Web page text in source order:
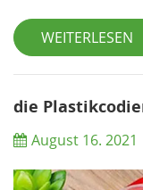
Die Rohstoffe der
die
Lebensmittelblase
verpackte
schädlichen
WEITERLESEN
die
August 16. 2021